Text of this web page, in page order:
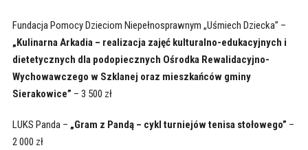
Fundacja Pomocy Dzieciom Niepełnosprawnym „Uśmiech Dziecka” –
„Kulinarna Arkadia – realizacja zajęć kulturalno-edukacyjnych i
dietetycznych dla podopiecznych Ośrodka Rewalidacyjno-
Wychowawczego w Szklanej oraz mieszkańców gminy
Sierakowice” – 3 500 zł
LUKS Panda – „Gram z Pandą – cykl turniejów tenisa stołowego” –
2 000 zł